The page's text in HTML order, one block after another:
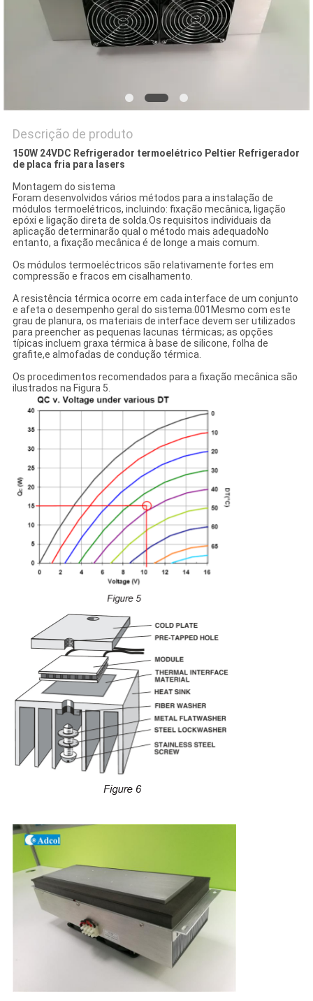
Descrição de produto
150W 24VDC Refrigerador termoelétrico Peltier Refrigerador
de placa fria para lasers
Montagem do sistema
Foram desenvolvidos vários métodos para a instalação de
módulos termoelétricos, incluindo: fixação mecânica, ligação
epóxi e ligação direta de solda.Os requisitos individuais da
aplicação determinarão qual o método mais adequadoNo
entanto, a fixação mecânica é de longe a mais comum.
Os módulos termoeléctricos são relativamente fortes em
compressão e fracos em cisalhamento.
A resistência térmica ocorre em cada interface de um conjunto
e afeta o desempenho geral do sistema.001Mesmo com este
grau de planura, os materiais de interface devem ser utilizados
para preencher as pequenas lacunas térmicas; as opções
típicas incluem graxa térmica à base de silicone, folha de
grafite,e almofadas de condução térmica.
Os procedimentos recomendados para a fixação mecânica são
ilustrados na Figura 5.